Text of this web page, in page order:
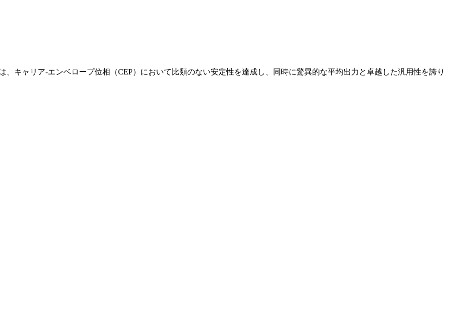
キャリア-エンベロープ位相（CEP）において比類のない安定性を達成し、同時に驚異的な平均出力と卓越した汎用性を誇り